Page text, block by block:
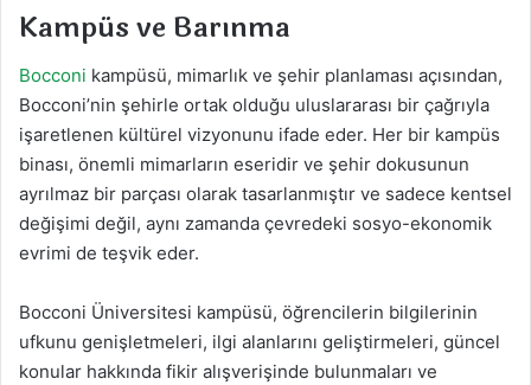
Kampüs ve Barınma
Bocconi kampüsü, mimarlık ve şehir planlaması açısından,
Bocconi’nin şehirle ortak olduğu uluslararası bir çağrıyla
işaretlenen kültürel vizyonunu ifade eder. Her bir kampüs
binası, önemli mimarların eseridir ve şehir dokusunun
ayrılmaz bir parçası olarak tasarlanmıştır ve sadece kentsel
değişimi değil, aynı zamanda çevredeki sosyo-ekonomik
evrimi de teşvik eder.
Bocconi Üniversitesi kampüsü, öğrencilerin bilgilerinin
ufkunu genişletmeleri, ilgi alanlarını geliştirmeleri, güncel
konular hakkında fikir alışverişinde bulunmaları ve